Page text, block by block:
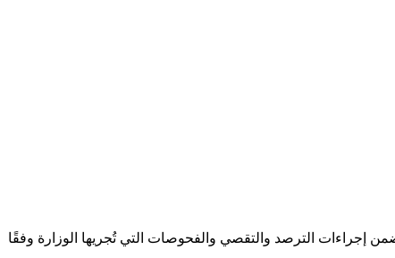
السبت، أن المتوسط اليومي لعدد الإصابات بفيروس كورونا خلال الأسبوع الماضي، بلغ 559 حالة، وذلك ضمن إجراءات الترصد والتقصي والفحوصات التي تُجريها الوزارة وفقًا